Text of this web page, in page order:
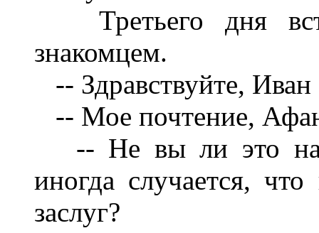
Третьего дня
знакомцем.
-- Здравствуйте,
-- Мое почтение,
-- Не вы ли это
иногда случается,
заслуг?